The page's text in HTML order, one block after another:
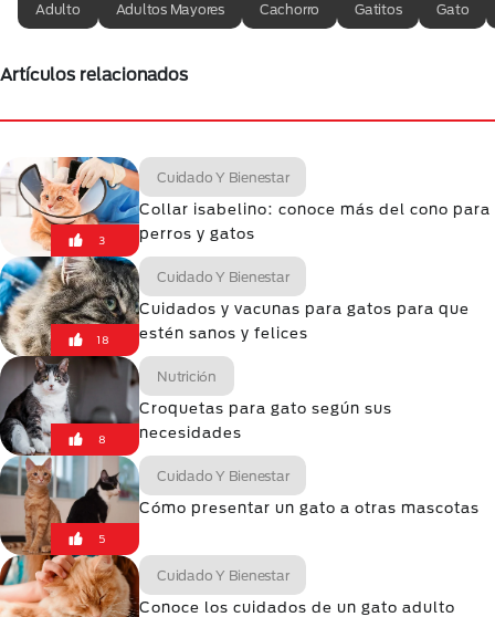
Adulto Adultos Mayores Cachorro Gatitos Gato
Artículos relacionados
3
Cuidado Y Bienestar
Collar isabelino: conoce más del cono para
perros y gatos
18
Cuidado Y Bienestar
Cuidados y vacunas para gatos para que
estén sanos y felices
8
Nutrición
Croquetas para gato según sus
necesidades
5
Cuidado Y Bienestar
Cómo presentar un gato a otras mascotas
Cuidado Y Bienestar
Conoce los cuidados de un gato adulto